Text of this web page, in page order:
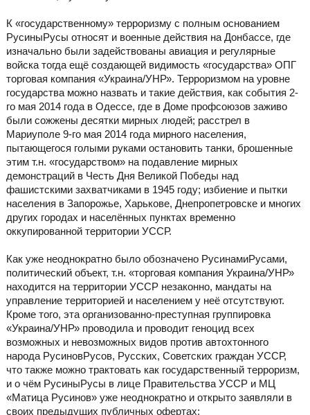
К «государственному» терроризму с полным основанием
РусиныРусы относят и военные действия на Донбассе, где
изначально были задействованы авиация и регулярные
войска тогда ещё создающей видимость «государства» ОПГ
торговая компания «Украина/УНР». Терроризмом на уровне
государства можно назвать и такие действия, как события 2-
го мая 2014 года в Одессе, где в Доме профсоюзов заживо
были сожжены десятки мирных людей; расстрел в
Мариуполе 9-го мая 2014 года мирного населения,
пытающегося голыми руками остановить танки, брошенные
этим т.н. «государством» на подавление мирных
демонстраций в Честь Дня Великой Победы над
фашистскими захватчиками в 1945 году; избиение и пытки
населения в Запорожье, Харькове, Днепропетровске и многих
других городах и населённых пунктах временно
оккупированной территории УССР.
Как уже неоднократно было обозначено РусинамиРусами,
политический объект, т.н. «торговая компания Украина/УНР»
находится на территории УССР незаконно, мандаты на
управление территорией и населением у неё отсутствуют.
Кроме того, эта организованно-преступная группировка
«Украина/УНР» проводила и проводит геноцид всех
возможных и невозможных видов против автохтонного
народа РусиновРусов, Русских, Советских граждан УССР,
что также можно трактовать как государственный терроризм,
и о чём РусиныРусы в лице Правительства УССР и МЦ
«Матица Русинов» уже неоднократно и открыто заявляли в
своих предыдущих публичных офертах: